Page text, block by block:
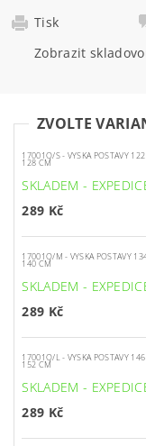
Tisk
Zobrazit
ZVOLTE
17001Q/S - VYSKA POSTAVY
128 CM
SKLADEM -
289 Kč
17001Q/M - VYSKA POSTAVY
140 CM
SKLADEM -
289 Kč
17001Q/L - VYSKA POSTAVY
152 CM
SKLADEM -
289 Kč